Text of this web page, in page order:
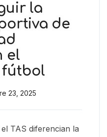
la
de
el
fútbol
23, 2025
TAS diferencian la